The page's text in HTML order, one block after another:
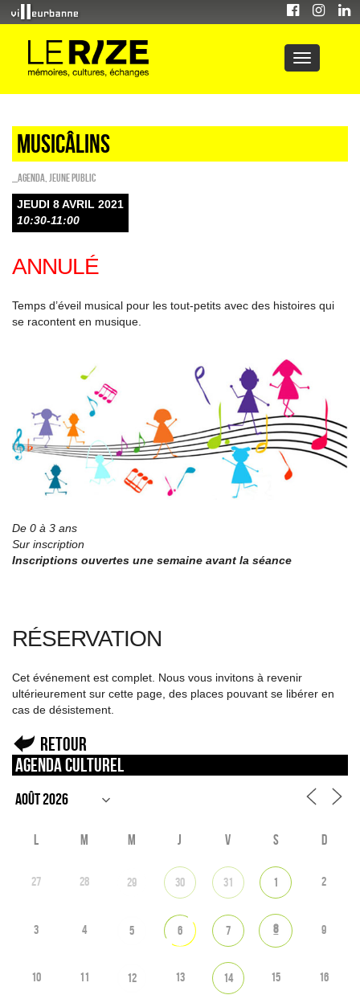
Musicâlins
_Agenda Jeune public
JEUDI 8 AVRIL 2021
10:30-11:00
ANNULÉ
Temps d’éveil musical pour les tout-petits avec des histoires qui
se racontent en musique.
De 0 à 3 ans
Sur inscription
Inscriptions ouvertes une semaine avant la séance
RÉSERVATION
Cet événement est complet. Nous vous invitons à revenir
ultérieurement sur cette page, des places pouvant se libérer en
cas de désistement.
Retour
Agenda culturel
L M M J V S D
27 28 29 30 31 1 2
3 4 5 6 7 8 9
10 11 12 13 14 15 16